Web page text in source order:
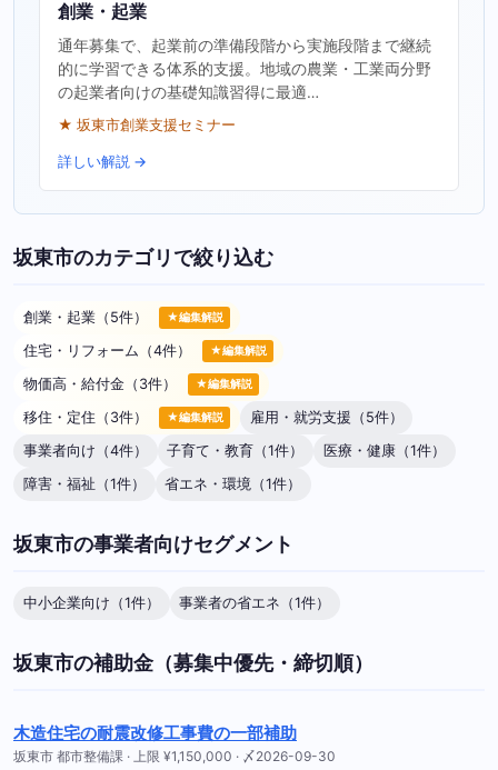
創業・起業
通年募集で、起業前の準備段階から実施段階まで継続
的に学習できる体系的支援。地域の農業・工業両分野
の起業者向けの基礎知識習得に最適…
★ 坂東市創業支援セミナー
詳しい解説 →
坂東市のカテゴリで絞り込む
創業・起業（5件） ★編集解説
住宅・リフォーム（4件） ★編集解説
物価高・給付金（3件） ★編集解説
移住・定住（3件） ★編集解説
雇用・就労支援（5件）
事業者向け（4件）
子育て・教育（1件）
医療・健康（1件）
障害・福祉（1件）
省エネ・環境（1件）
坂東市の事業者向けセグメント
中小企業向け（1件） 事業者の省エネ（1件）
坂東市の補助金（募集中優先・締切順）
木造住宅の耐震改修工事費の一部補助
坂東市 都市整備課 · 上限 ¥1,150,000 · 〆2026-09-30